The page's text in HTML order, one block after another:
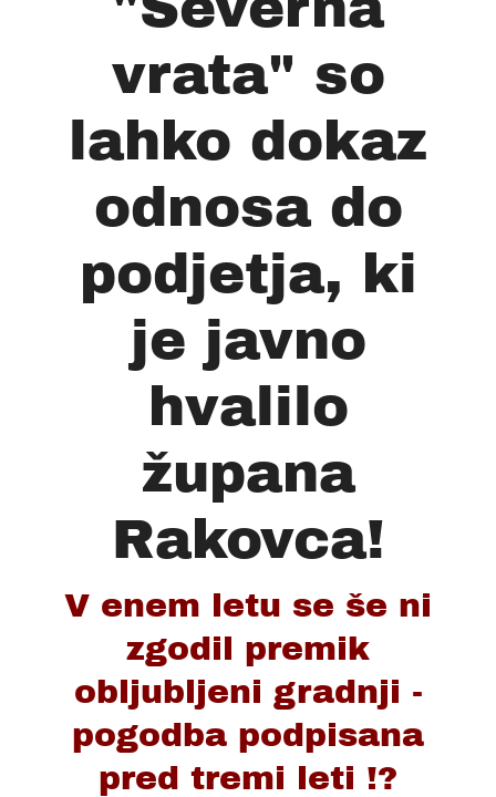
vrata" so
lahko dokaz
odnosa do
podjetja, ki
je javno
hvalilo
župana
Rakovca!
V enem letu se še ni
zgodil premik
obljubljeni gradnji -
pogodba podpisana
pred tremi leti !?